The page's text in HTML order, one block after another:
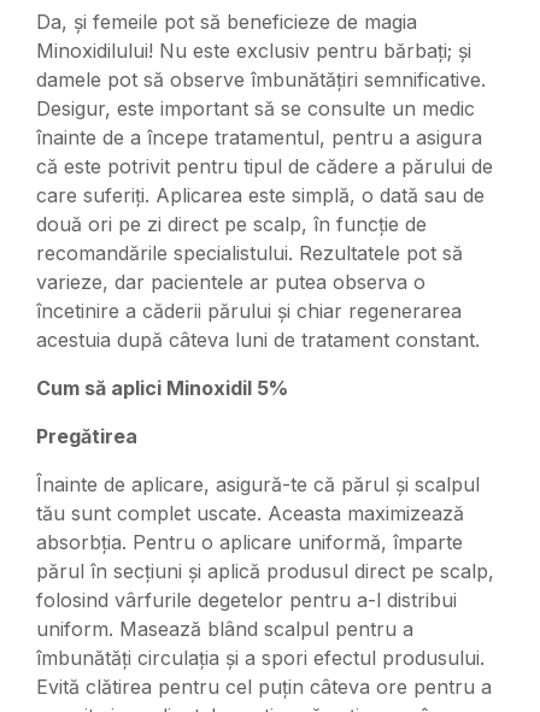
Da, și femeile pot să beneficieze de magia
Minoxidilului! Nu este exclusiv pentru bărbați; și
damele pot să observe îmbunătățiri semnificative.
Desigur, este important să se consulte un medic
înainte de a începe tratamentul, pentru a asigura
că este potrivit pentru tipul de cădere a părului de
care suferiți. Aplicarea este simplă, o dată sau de
două ori pe zi direct pe scalp, în funcție de
recomandările specialistului. Rezultatele pot să
varieze, dar pacientele ar putea observa o
încetinire a căderii părului și chiar regenerarea
acestuia după câteva luni de tratament constant.
Cum să aplici Minoxidil 5%
Pregătirea
Înainte de aplicare, asigură-te că părul și scalpul
tău sunt complet uscate. Aceasta maximizează
absorbția. Pentru o aplicare uniformă, împarte
părul în secțiuni și aplică produsul direct pe scalp,
folosind vârfurile degetelor pentru a-l distribui
uniform. Masează blând scalpul pentru a
îmbunătăți circulația și a spori efectul produsului.
Evită clătirea pentru cel puțin câteva ore pentru a